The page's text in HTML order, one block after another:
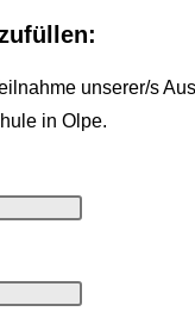
unserer/s
in Olpe.